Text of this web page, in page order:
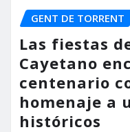
GENT DE TORRENT
Las fiestas
Cayetano
centenario
homenaje a
históricos